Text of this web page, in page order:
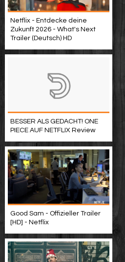
Netflix - Entdecke deine
Zukunft 2026 - What's Next
Trailer (Deutsch) HD
BESSER ALS GEDACHT! ONE
PIECE AUF NETFLIX Review
Good Sam - Offizieller Trailer
[HD] - Netflix